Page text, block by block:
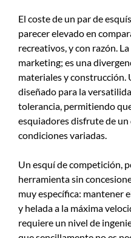
El coste de un par de
parecer elevado en
recreativos, y con razón.
marketing; es una
materiales y construcción.
diseñado para la
tolerancia, permitiendo
esquiadores disfrute de un
condiciones variadas.
Un esquí de competición,
herramienta sin
muy específica: mantener
y helada a la máxima
requiere un nivel de